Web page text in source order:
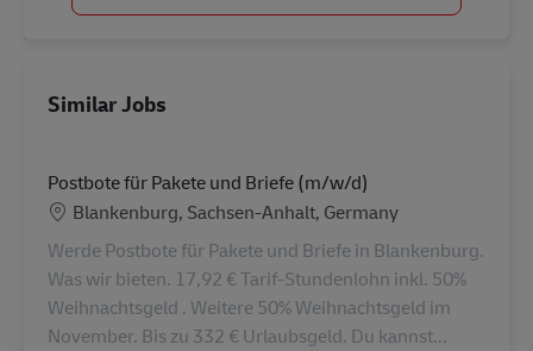
Similar Jobs
Postbote für Pakete und Briefe (m/w/d)
Location
Blankenburg, Sachsen-Anhalt, Germany
Werde Postbote für Pakete und Briefe in Blankenburg.
Was wir bieten. 17,92 € Tarif-Stundenlohn inkl. 50%
Weihnachtsgeld . Weitere 50% Weihnachtsgeld im
November. Bis zu 332 € Urlaubsgeld. Du kannst...